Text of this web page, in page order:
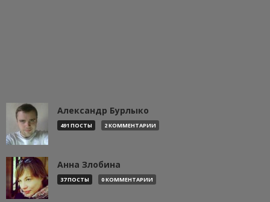
Александр Бурлыко
491 ПОСТЫ 2 КОММЕНТАРИИ
Анна Злобина
37 ПОСТЫ 0 КОММЕНТАРИИ